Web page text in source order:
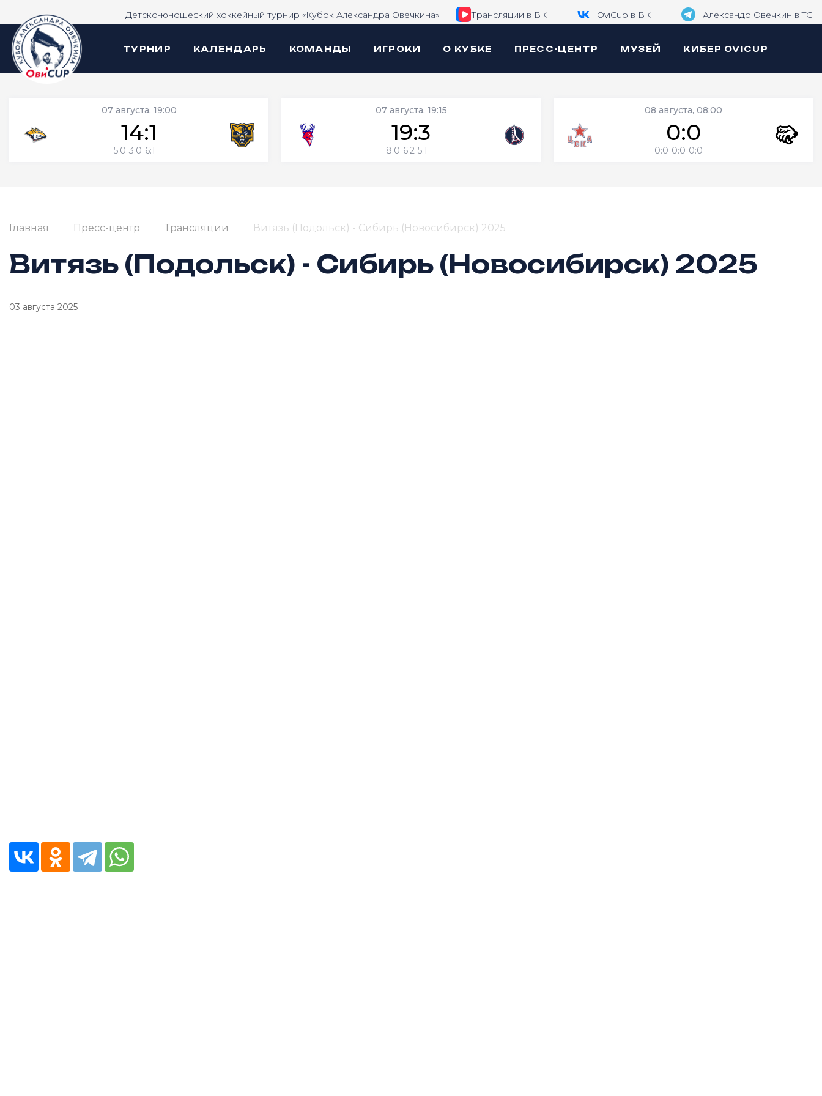
Детско-юношеский хоккейный турнир «Кубок Александра Овечкина» Трансляции в ВК OviCup в ВК Александр Овечкин в TG
ТУРНИР КАЛЕНДАРЬ КОМАНДЫ ИГРОКИ О КУБКЕ ПРЕСС-ЦЕНТР МУЗЕЙ КИБЕР OVICUP
07 августа, 19:00
14:1
5:0 3:0 6:1
07 августа, 19:15
19:3
8:0 6:2 5:1
08 августа, 08:00
0:0
0:0 0:0 0:0
Главная Пресс-центр Трансляции Витязь (Подольск) - Сибирь (Новосибирск) 2025
Витязь (Подольск) - Сибирь (Новосибирск) 2025
03 августа 2025